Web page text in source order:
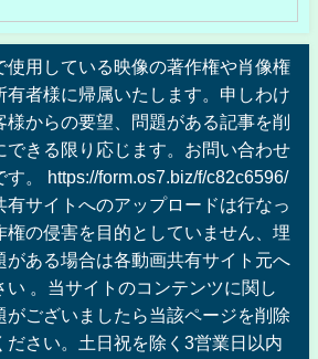
使用している映像の著作権や肖像権
有者様に帰属いたします。申しわけ
様からの要望、問題がある記事を削
できる限り応じます。お問い合わせ
。 https://form.os7.biz/f/c82c6596/
有サイトへのアップロードは行なっ
権の侵害を目的としていません、埋
がある場合は各動画共有サイト元へ
い 。当サイトのコンテンツに関し
がございましたら当該ページを削除
ださい。土日祝を除く3営業日以内